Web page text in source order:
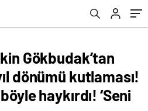
seviyorum’
Gökbudak’tan
dönümü kutlaması!
haykırdı! ‘Seni